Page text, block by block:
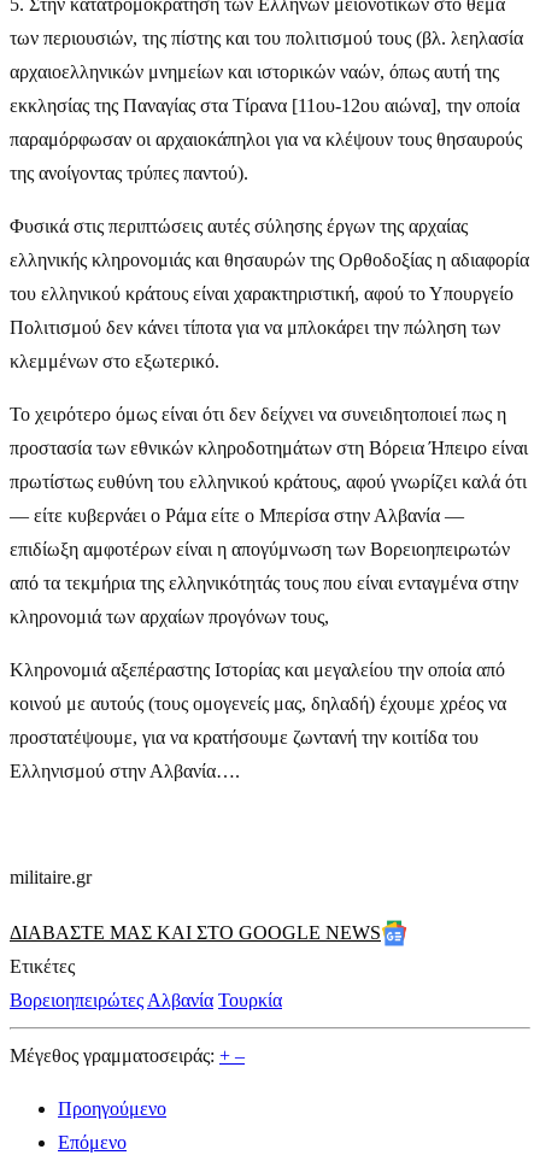
των περιουσιών, της πίστης και του πολιτισμού τους (βλ. λεηλασία
αρχαιοελληνικών μνημείων και ιστορικών ναών, όπως αυτή της
εκκλησίας της Παναγίας στα Τίρανα [11ου-12ου αιώνα], την οποία
παραμόρφωσαν οι αρχαιοκάπηλοι για να κλέψουν τους θησαυρούς
της ανοίγοντας τρύπες παντού).
Φυσικά στις περιπτώσεις αυτές σύλησης έργων της αρχαίας
ελληνικής κληρονομιάς και θησαυρών της Ορθοδοξίας η αδιαφορία
του ελληνικού κράτους είναι χαρακτηριστική, αφού το Υπουργείο
Πολιτισμού δεν κάνει τίποτα για να μπλοκάρει την πώληση των
κλεμμένων στο εξωτερικό.
Το χειρότερο όμως είναι ότι δεν δείχνει να συνειδητοποιεί πως η
προστασία των εθνικών κληροδοτημάτων στη Βόρεια Ήπειρο είναι
πρωτίστως ευθύνη του ελληνικού κράτους, αφού γνωρίζει καλά ότι
— είτε κυβερνάει ο Ράμα είτε ο Μπερίσα στην Αλβανία —
επιδίωξη αμφοτέρων είναι η απογύμνωση των Βορειοηπειρωτών
από τα τεκμήρια της ελληνικότητάς τους που είναι ενταγμένα στην
κληρονομιά των αρχαίων προγόνων τους,
Κληρονομιά αξεπέραστης Ιστορίας και μεγαλείου την οποία από
κοινού με αυτούς (τους ομογενείς μας, δηλαδή) έχουμε χρέος να
προστατέψουμε, για να κρατήσουμε ζωντανή την κοιτίδα του
Ελληνισμού στην Αλβανία….
militaire.gr
ΔΙΑΒΑΣΤΕ ΜΑΣ ΚΑΙ ΣΤΟ GOOGLE NEWS
Ετικέτες
Βορειοηπειρώτες Αλβανία Τουρκία
Μέγεθος γραμματοσειράς: + –
Προηγούμενο
Επόμενο